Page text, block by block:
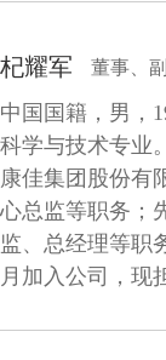
杞耀军 董事、
中国国籍，男，
科学与技术专业
康佳集团股份有
心总监等职务；
监、总经理等职
月加入公司，现